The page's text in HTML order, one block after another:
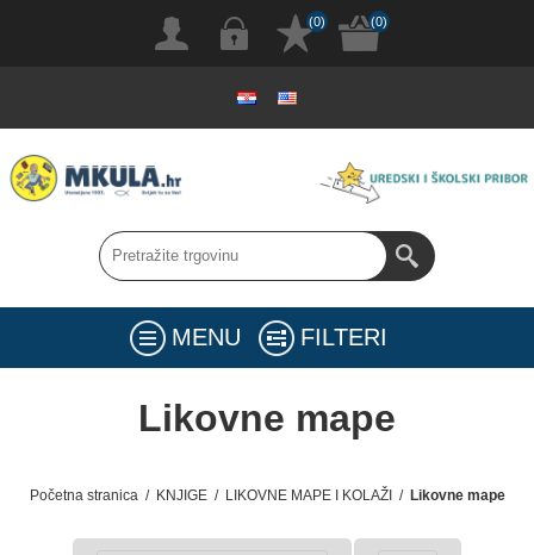
(0) (0)
MENU FILTERI
Likovne mape
Početna stranica / KNJIGE / LIKOVNE MAPE I KOLAŽI / Likovne mape